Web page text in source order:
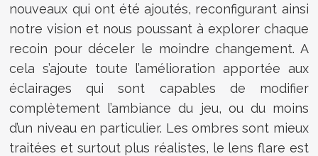
nouveaux qui ont été ajoutés, reconfigurant ainsi
notre vision et nous poussant à explorer chaque
recoin pour déceler le moindre changement. A
cela s’ajoute toute l’amélioration apportée aux
éclairages qui sont capables de modifier
complètement l’ambiance du jeu, ou du moins
d’un niveau en particulier. Les ombres sont mieux
traitées et surtout plus réalistes, le lens flare est